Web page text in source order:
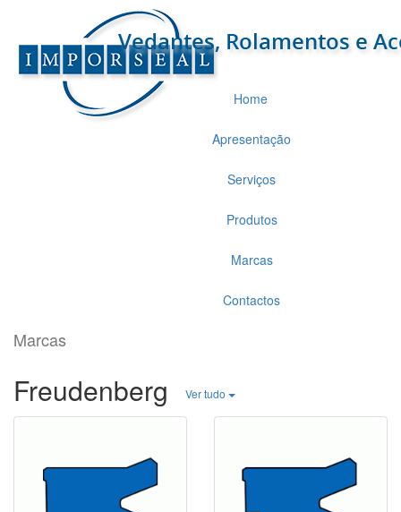
Home
Apresentação
Serviços
Produtos
Marcas
Contactos
Marcas
Freudenberg Ver tudo